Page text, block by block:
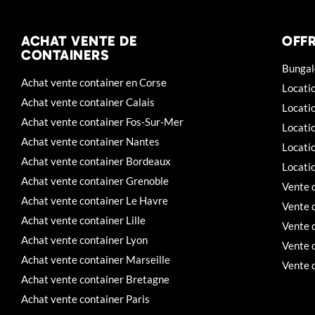
ACHAT VENTE DE
CONTAINERS
Achat vente container en Corse
Achat vente container Calais
Achat vente container Fos-Sur-Mer
Achat vente container Nantes
Achat vente container Bordeaux
Achat vente container Grenoble
Achat vente container Le Havre
Achat vente container Lille
Achat vente container Lyon
Achat vente container Marseille
Achat vente container Bretagne
Achat vente container Paris
Vente
Vente
Vente
Vente
Vente